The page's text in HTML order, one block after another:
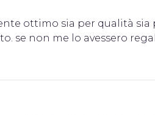
ottimo sia per qualità sia
se non me lo avessero